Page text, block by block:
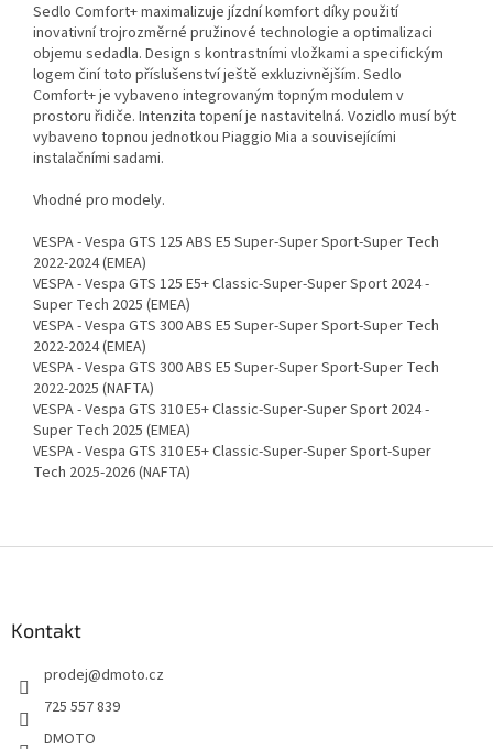
Sedlo Comfort+ maximalizuje jízdní komfort díky použití
inovativní trojrozměrné pružinové technologie a optimalizaci
objemu sedadla. Design s kontrastními vložkami a specifickým
logem činí toto příslušenství ještě exkluzivnějším. Sedlo
Comfort+ je vybaveno integrovaným topným modulem v
prostoru řidiče. Intenzita topení je nastavitelná. Vozidlo musí být
vybaveno topnou jednotkou Piaggio Mia a souvisejícími
instalačními sadami.
Vhodné pro modely.
VESPA - Vespa GTS 125 ABS E5 Super-Super Sport-Super Tech
2022-2024 (EMEA)
VESPA - Vespa GTS 125 E5+ Classic-Super-Super Sport 2024 -
Super Tech 2025 (EMEA)
VESPA - Vespa GTS 300 ABS E5 Super-Super Sport-Super Tech
2022-2024 (EMEA)
VESPA - Vespa GTS 300 ABS E5 Super-Super Sport-Super Tech
2022-2025 (NAFTA)
VESPA - Vespa GTS 310 E5+ Classic-Super-Super Sport 2024 -
Super Tech 2025 (EMEA)
VESPA - Vespa GTS 310 E5+ Classic-Super-Super Sport-Super
Tech 2025-2026 (NAFTA)
Kontakt
prodej@dmoto.cz
725 557 839
DMOTO